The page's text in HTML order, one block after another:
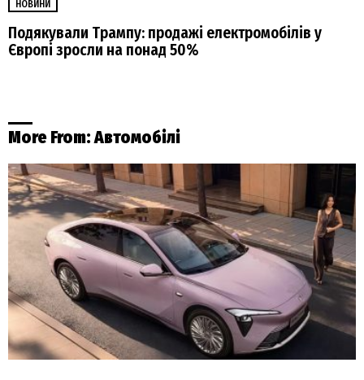
НОВИНИ
Подякували Трампу: продажі електромобілів у
Європі зросли на понад 50%
More From:Автомобілі